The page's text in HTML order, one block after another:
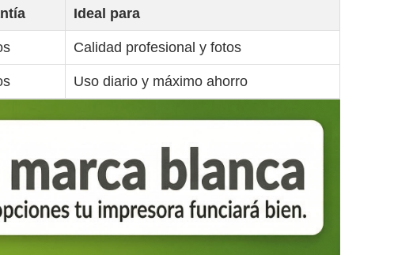
Ideal para
Calidad profesional y fotos
Uso diario y máximo ahorro